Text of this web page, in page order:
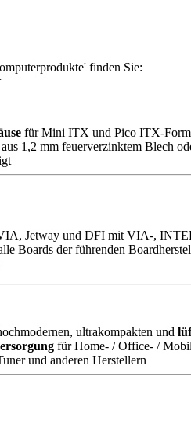
finden Sie:
für Mini ITX und Pico ITX-
1,2 mm feuerverzinktem Blech
Jetway und DFI mit VIA-,
Boards der führenden
ultrakompakten und
für Home- / Office- /
und anderen Herstellern